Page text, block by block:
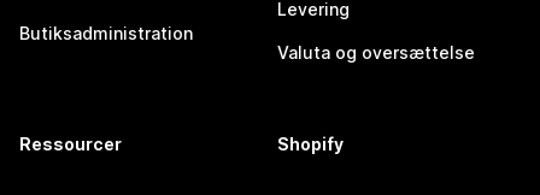
Butiksadministration
Levering
Valuta og oversættelse
Ressourcer Shopify